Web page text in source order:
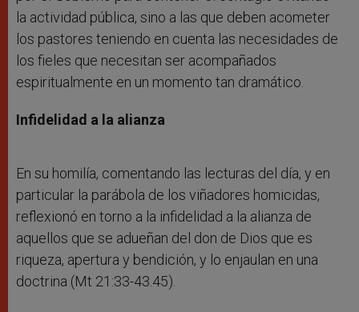
la actividad pública, sino a las que deben acometer
los pastores teniendo en cuenta las necesidades de
los fieles que necesitan ser acompañados
espiritualmente en un momento tan dramático.
Infidelidad a la alianza
En su homilía, comentando las lecturas del día, y en
particular la parábola de los viñadores homicidas,
reflexionó en torno a la infidelidad a la alianza de
aquellos que se adueñan del don de Dios que es
riqueza, apertura y bendición, y lo enjaulan en una
doctrina (Mt 21:33-43.45).